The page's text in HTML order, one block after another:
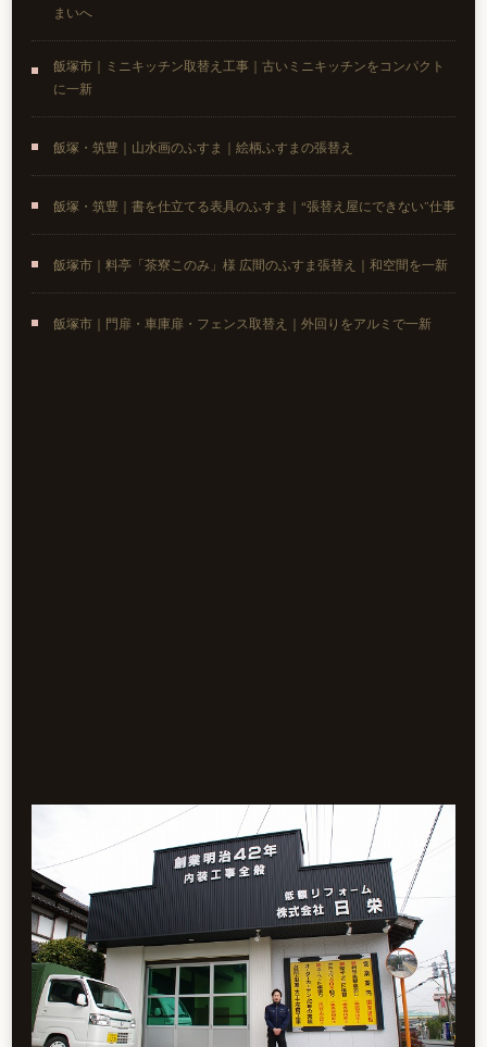
まいへ
飯塚市｜ミニキッチン取替え工事｜古いミニキッチンをコンパクト
に一新
飯塚・筑豊｜山水画のふすま｜絵柄ふすまの張替え
飯塚・筑豊｜書を仕立てる表具のふすま｜“張替え屋にできない”仕事
飯塚市｜料亭「茶寮このみ」様 広間のふすま張替え｜和空間を一新
飯塚市｜門扉・車庫扉・フェンス取替え｜外回りをアルミで一新